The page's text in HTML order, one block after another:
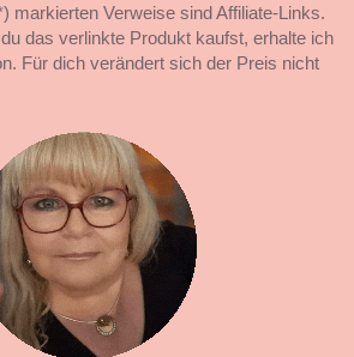
markierten Verweise sind Affiliate-Links.
das verlinkte Produkt kaufst, erhalte ich
Für dich verändert sich der Preis nicht